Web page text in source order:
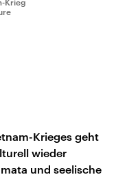
Krieg
Krieges geht
wieder
und seelische